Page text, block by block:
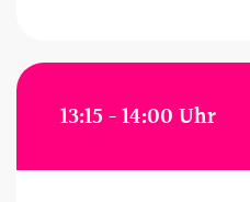
13:15 - 14:00 Uhr